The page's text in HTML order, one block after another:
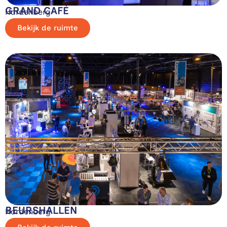
GRAND CAFÉ
Hardenberg
Bekijk de ruimte
BEURSHALLEN
Hardenberg